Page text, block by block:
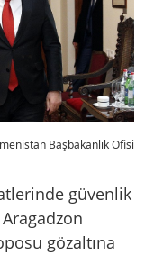
Başbakanlık Ofisi
güvenlik
gözaltına